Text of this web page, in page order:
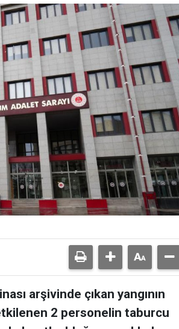
arşivinde çıkan yangının
2 personelin taburcu